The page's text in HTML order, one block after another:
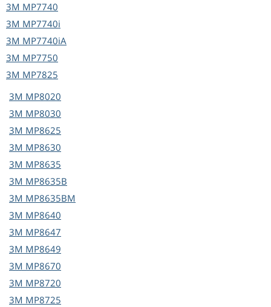
3M MP7740
3M MP7740i
3M MP7740iA
3M MP7750
3M MP7825
3M MP8020
3M MP8030
3M MP8625
3M MP8630
3M MP8635
3M MP8635B
3M MP8635BM
3M MP8640
3M MP8647
3M MP8649
3M MP8670
3M MP8720
3M MP8725